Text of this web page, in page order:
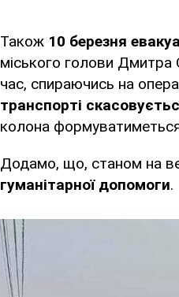
Також 10 березня
міського голови Дмитра
час, спираючись на
транспорті
колона
Додамо, що, станом на
гуманітарної допомоги.